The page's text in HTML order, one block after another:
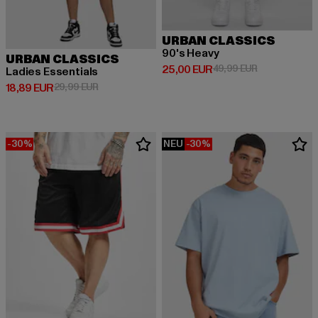
URBAN CLASSICS
Ladies Essentials
18,89 EUR
Derzeitiger Preis: 18,89 EUR
29,99 EURAktionspreis: 29,99 EUR
URBAN CLASSICS
90's Heavy
25,00 EUR
Derzeitiger Preis: 25,00 EUR
49,99 EURAktionspreis:
-30% NEU -30%